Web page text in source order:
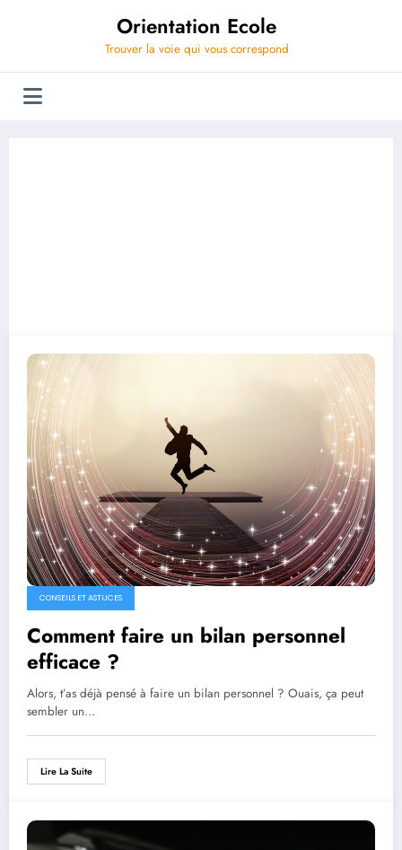
Orientation Ecole
Trouver la voie qui vous correspond
CONSEILS ET ASTUCES
Comment faire un bilan personnel
efficace ?
Alors, t’as déjà pensé à faire un bilan personnel ? Ouais, ça peut
sembler un…
Lire La Suite